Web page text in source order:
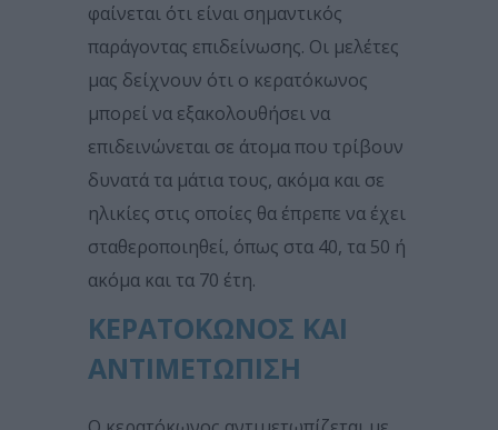
φαίνεται ότι είναι σημαντικός
παράγοντας επιδείνωσης. Οι μελέτες
μας δείχνουν ότι ο κερατόκωνος
μπορεί να εξακολουθήσει να
επιδεινώνεται σε άτομα που τρίβουν
δυνατά τα μάτια τους, ακόμα και σε
ηλικίες στις οποίες θα έπρεπε να έχει
σταθεροποιηθεί, όπως στα 40, τα 50 ή
ακόμα και τα 70 έτη.
ΚΕΡΑΤΟΚΩΝΟΣ ΚΑΙ
ΑΝΤΙΜΕΤΩΠΙΣΗ